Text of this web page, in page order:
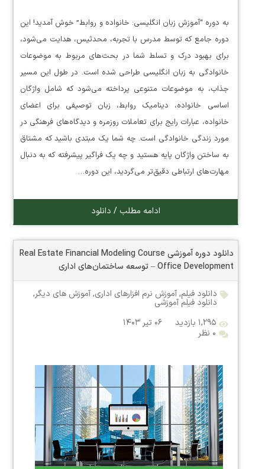
به دوره “آموزش زبان انگلیسی: خانواده و روابط” خوش آمدید! این
دوره جامع که توسط مدرس با تجربه، محدثیس، هدایت می‌شود،
برای بهبود درک و تسلط شما در بحث‌های مربوط به موضوعات
خانوادگی به زبان انگلیسی طراحی شده است. در طول این مسیر
جذاب، به موضوعات متنوعی پرداخته می‌شود که شامل واژگان
اساسی خانواده، دینامیک روابط، زبان توصیفی برای اعضای
خانواده، عبارات رایج برای تعاملات روزمره و دیدگاه‌های فرهنگی در
مورد زندگی خانوادگی است. چه شما یک مبتدی باشید که مشتاق
به ساختن واژگان پایه هستید و چه یک فراگیر پیشرفته که به دنبال
مهارت‌های ارتباطی دقیق‌تر می‌گردید، این دوره…
ادامه مطلب / دانلود
دانلود دوره آموزشی Real Estate Financial Modeling Course
– Office Development توسعه ساختمان‌های اداری
دانلود فیلم,آموزش نرم افزارهای اداری,آموزش های دیگر,
دانلود فیلم آموزشی
۱,۲۹۵ بازدید
۰۶ تیر ۱۴۰۳
۰ نظر